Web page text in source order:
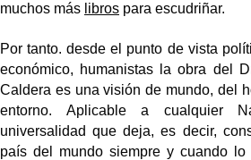
muchos más libros para escudriñar.
Por tanto. desde el punto de vista
económico, humanistas la obra del
Caldera es una visión de mundo, del
entorno. Aplicable a cualquier
universalidad que deja, es decir,
país del mundo siempre y cuando lo